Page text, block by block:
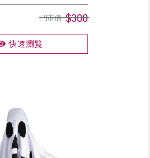
門市價 $300
快速瀏覽